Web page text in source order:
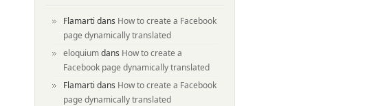
Flamarti dans How to create a Facebook
page dynamically translated
eloquiumdans How to create a
Facebook page dynamically translated
Flamarti dans How to create a Facebook
page dynamically translated